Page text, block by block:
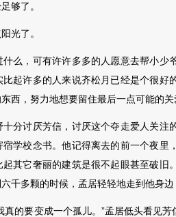
够了。
光了。
，可有许许多多的人愿意去帮小少
起许多的人来说齐松月已经是个很
西，努力地想要留住最后一点可能的关
讨厌芳信，讨厌这个夺走爱人关注
学校念书。他记得离去的前一个夜里
其它奢丽的建筑是很不起眼甚至破旧
千多颗的时候，孟居轻轻地走到他身边
的要变成一个孤儿。”孟居低头看见芳